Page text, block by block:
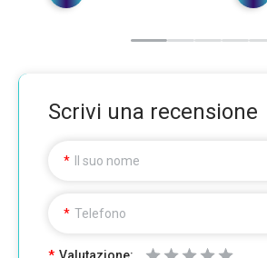
Scrivi una recensione
Il suo nome
Telefono